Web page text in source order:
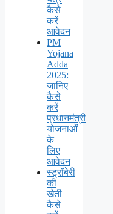
कैसे
करें
आवेदन
PM
Yojana
Adda
2025:
जानिए
कैसे
करें
प्रधानमंत्री
योजनाओं
के
लिए
आवेदन
स्ट्रॉबेरी
की
खेती
कैसे